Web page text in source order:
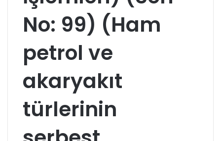
No: 99) (Ham
petrol ve
akaryakıt
türlerinin